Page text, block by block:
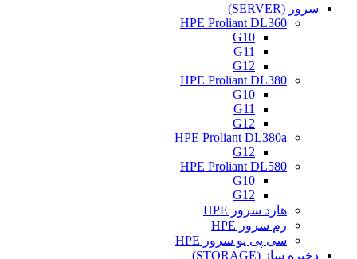
سرور (SERVER)
HPE Proliant DL360
G10
G11
G12
HPE Proliant DL380
G10
G11
G12
HPE Proliant DL380a
G12
HPE Proliant DL580
G10
G12
هارد سرور HPE
رم سرور HPE
سی پی یو سرور HPE
ذخیره ساز (STORAGE)